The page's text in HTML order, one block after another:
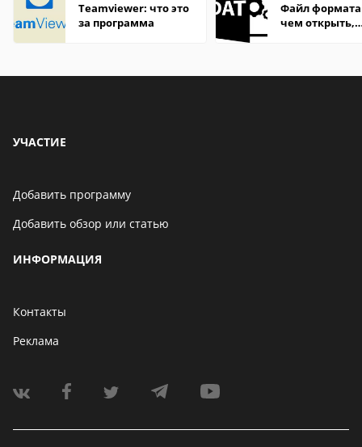
Teamviewer: что это
за программа
Файл формата
чем открыть,
УЧАСТИЕ
Добавить программу
Добавить обзор или статью
ИНФОРМАЦИЯ
Контакты
Реклама